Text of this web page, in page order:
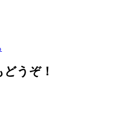
うぞ！